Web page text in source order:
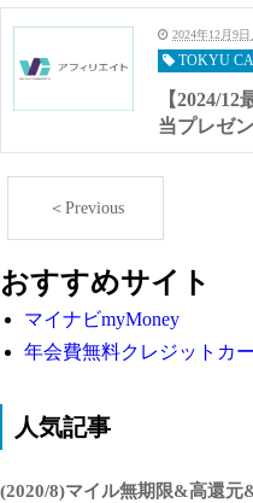
2024年12月9日
TOKYU
【2024/
当プレゼ
＜Previous
おすすめサイト
マイナビmyMoney
年会費無料クレジットカ
人気記事
(2020/8)マイル無期限&高還